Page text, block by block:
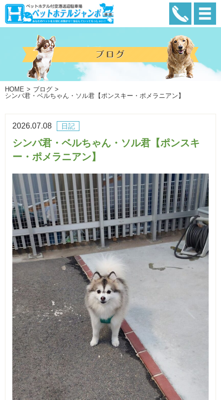
HOME
ブログ
シンバ君・ベルちゃん・ソル君【ポンスキー・ポメラニアン】
日記
2026.07.08
シンバ君・ベルちゃん・ソル君【ポンスキ
ー・ポメラニアン】